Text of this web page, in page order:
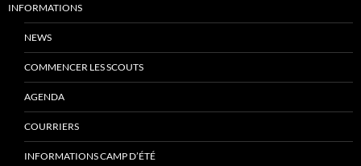
INFORMATIONS
NEWS
COMMENCER LES SCOUTS
AGENDA
COURRIERS
INFORMATIONS CAMP D’ÉTÉ